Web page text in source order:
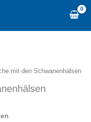
mit den Schwanenhälsen